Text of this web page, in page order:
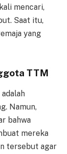
mencari,
Saat itu,
yang
TTM
Namun,
bahwa
mereka
tersebut agar